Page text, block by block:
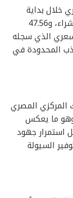
خلال بداية
تعاملات اليوم عند مستوى 47.46 جنيهًا للشراء، و47.56
الذي سجله
المحدودة في
المصري
للبيع، وهو ما يعكس
استمرار جهود
السيولة